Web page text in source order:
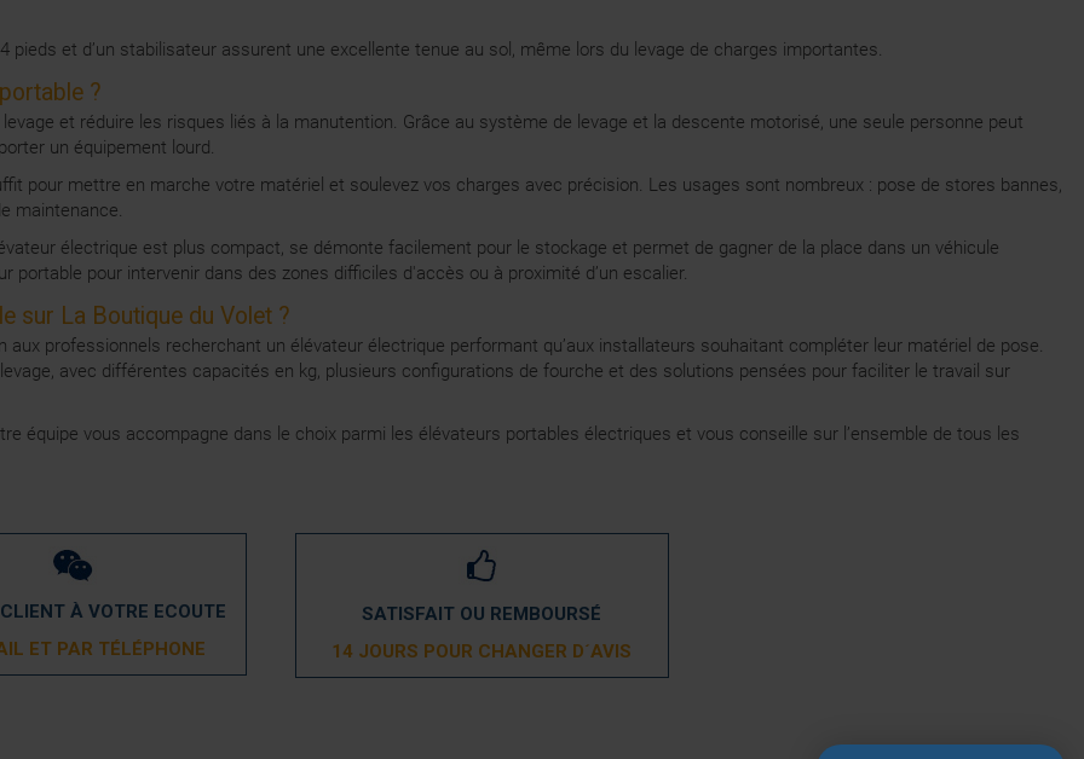
pieds et d’un stabilisateur assurent une excellente tenue au sol, même lors du levage de charges importantes.
?
et réduire les risques liés à la manutention. Grâce au système de levage et la descente motorisé, une seule personne peut
un équipement lourd.
pour mettre en marche votre matériel et soulevez vos charges avec précision. Les usages sont nombreux : pose de stores bannes,
maintenance.
électrique est plus compact, se démonte facilement pour le stockage et permet de gagner de la place dans un véhicule
pour intervenir dans des zones difficiles d'accès ou à proximité d’un escalier.
sur La Boutique du Volet ?
aux professionnels recherchant un élévateur électrique performant qu’aux installateurs souhaitant compléter leur matériel de pose.
avec différentes capacités en kg, plusieurs configurations de fourche et des solutions pensées pour faciliter le travail sur
équipe vous accompagne dans le choix parmi les élévateurs portables électriques et vous conseille sur l’ensemble de tous les
À VOTRE ECOUTE
ET PAR TÉLÉPHONE
SATISFAIT OU REMBOURSÉ
14 JOURS POUR CHANGER D´AVIS